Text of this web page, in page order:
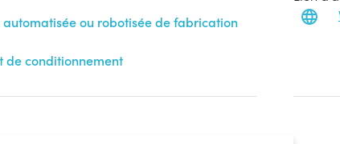
ou robotisée de fabrication
de conditionnement